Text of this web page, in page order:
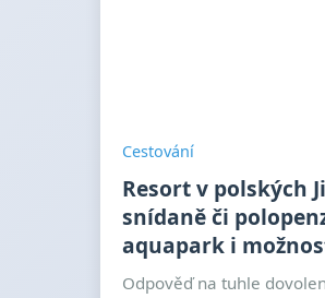
Cestování
Resort v polských
snídaně či
aquapark i
Odpověď na tuhle